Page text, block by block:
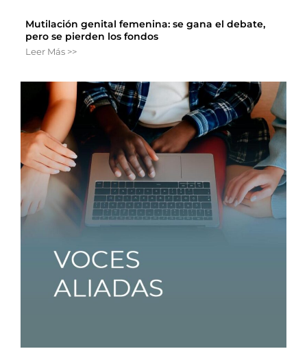
Mutilación genital femenina: se gana el debate,
pero se pierden los fondos
Leer Más >>